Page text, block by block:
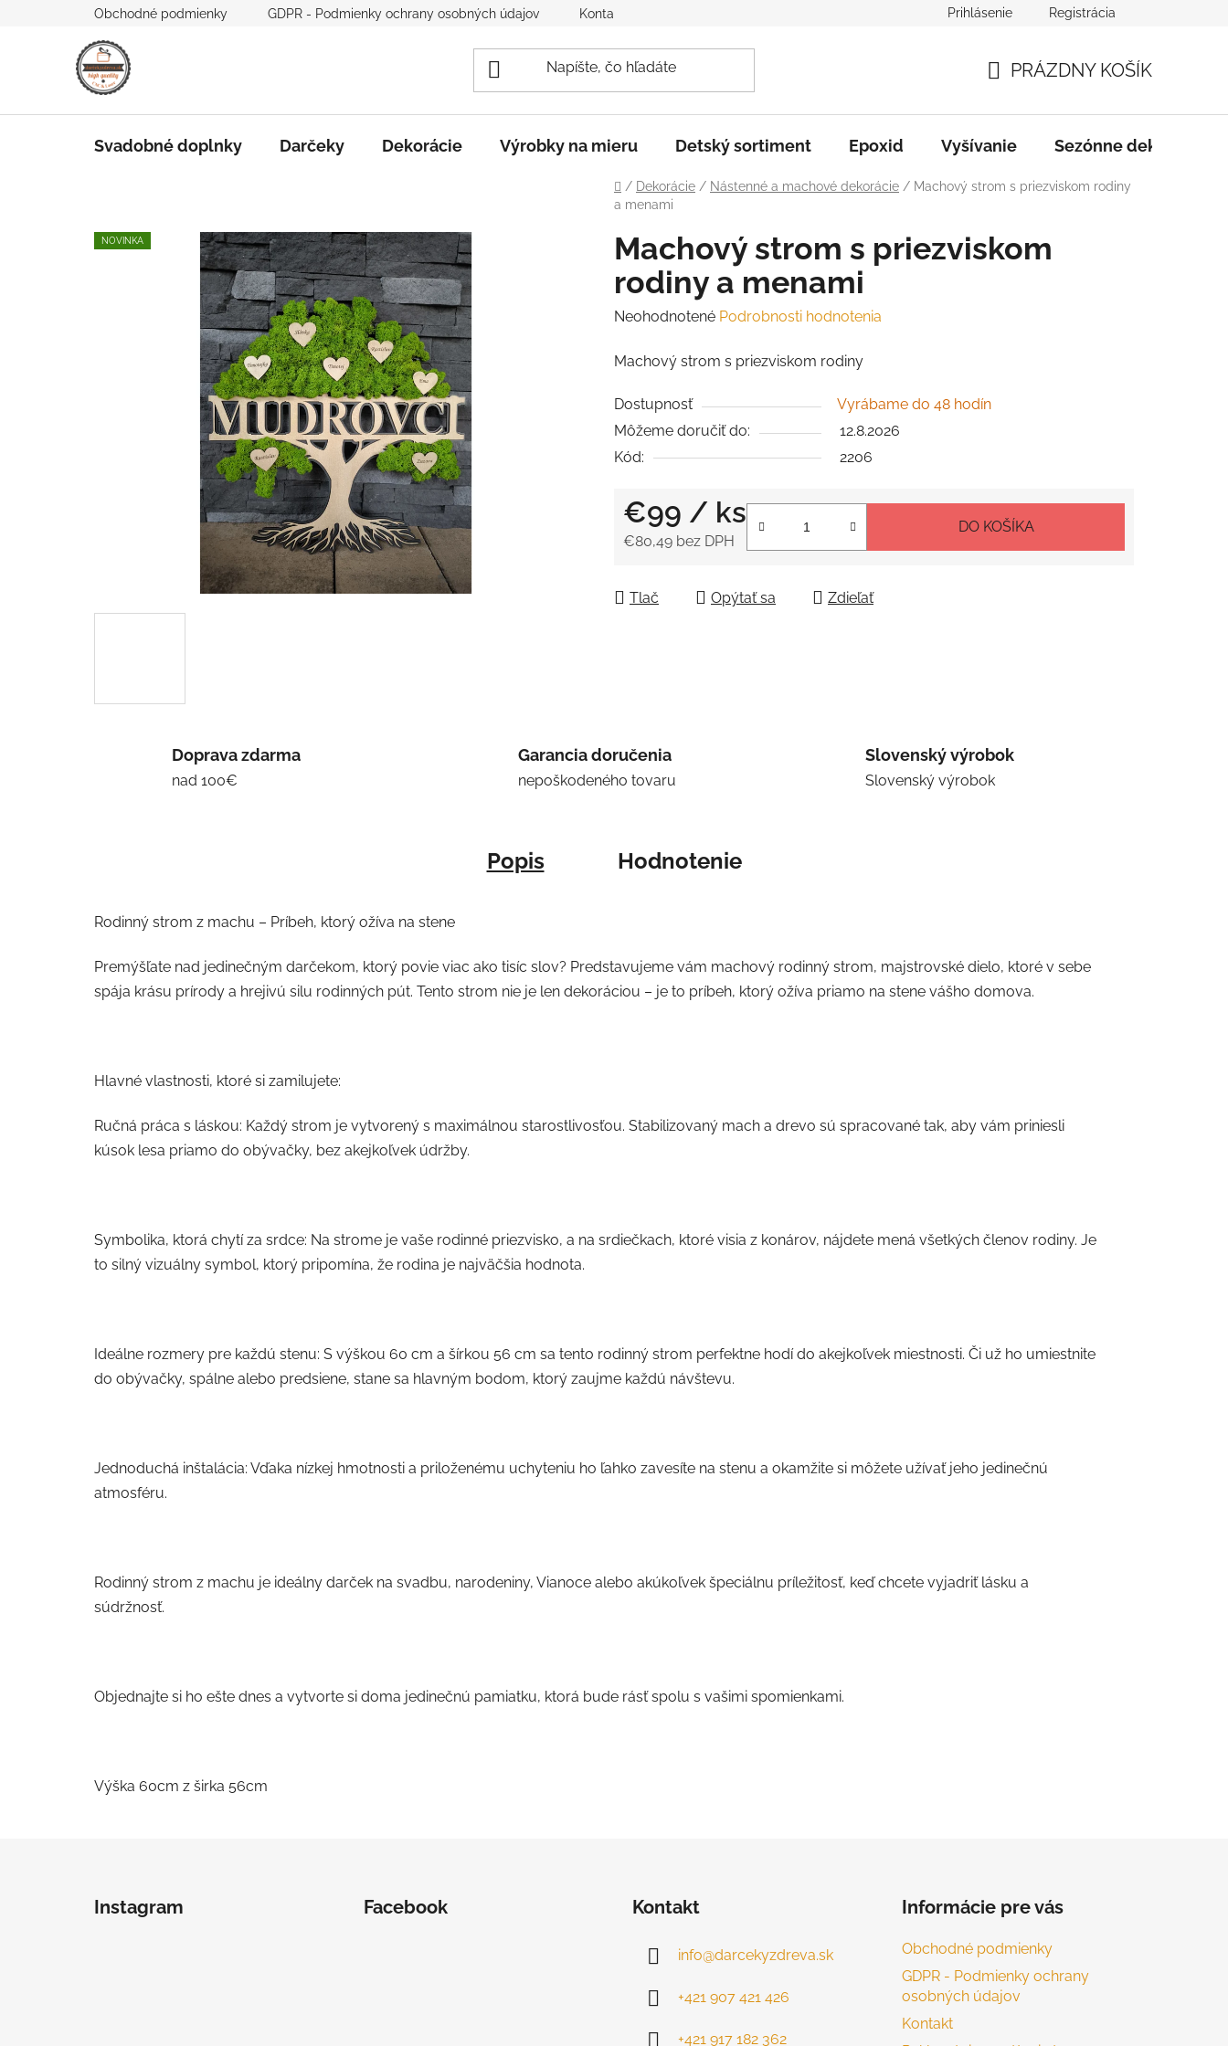
Obchodné podmienky GDPR - Podmienky ochrany osobných údajov Kontakt B2B Spolupráca
Prihlásenie Registrácia
KOŠÍK
PRÁZDNY KOŠÍK
Svadobné doplnky Darčeky Dekorácie Výrobky na mieru Detský sortiment Epoxid Vyšívanie Sezónne dekorácie
Domov
/ Dekorácie / Nástenné a machové dekorácie / Machový strom s priezviskom rodiny
a menami
Machový strom s priezviskom
rodiny a menami
Priemerné
produktu
0,0
z
5
Neohodnotené Podrobnosti hodnotenia
Machový strom s priezviskom rodiny
Dostupnosť
Vyrábame do 48 hodín
Môžeme doručiť do:
12.8.2026
Kód:
2206
€99 / ks
€80,49 bez DPH
DO KOŠÍKA
Tlač Opýtať sa Zdieľať
NOVINKA
Doprava zdarma
nad 100€
Garancia doručenia
nepoškodeného tovaru
Slovenský výrobok
Slovenský výrobok
Popis Hodnotenie
Rodinný strom z machu – Príbeh, ktorý ožíva na stene
Premýšľate nad jedinečným darčekom, ktorý povie viac ako tisíc slov? Predstavujeme vám machový rodinný strom, majstrovské dielo, ktoré v sebe
spája krásu prírody a hrejivú silu rodinných pút. Tento strom nie je len dekoráciou – je to príbeh, ktorý ožíva priamo na stene vášho domova.
Hlavné vlastnosti, ktoré si zamilujete:
Ručná práca s láskou: Každý strom je vytvorený s maximálnou starostlivosťou. Stabilizovaný mach a drevo sú spracované tak, aby vám priniesli
kúsok lesa priamo do obývačky, bez akejkoľvek údržby.
Symbolika, ktorá chytí za srdce: Na strome je vaše rodinné priezvisko, a na srdiečkach, ktoré visia z konárov, nájdete mená všetkých členov rodiny. Je
to silný vizuálny symbol, ktorý pripomína, že rodina je najväčšia hodnota.
Ideálne rozmery pre každú stenu: S výškou 60 cm a šírkou 56 cm sa tento rodinný strom perfektne hodí do akejkoľvek miestnosti. Či už ho umiestnite
do obývačky, spálne alebo predsiene, stane sa hlavným bodom, ktorý zaujme každú návštevu.
Jednoduchá inštalácia: Vďaka nízkej hmotnosti a priloženému uchyteniu ho ľahko zavesíte na stenu a okamžite si môžete užívať jeho jedinečnú
atmosféru.
Rodinný strom z machu je ideálny darček na svadbu, narodeniny, Vianoce alebo akúkoľvek špeciálnu príležitosť, keď chcete vyjadriť lásku a
súdržnosť.
Objednajte si ho ešte dnes a vytvorte si doma jedinečnú pamiatku, ktorá bude rásť spolu s vašimi spomienkami.
Výška 60cm z širka 56cm
Instagram Facebook Kontakt
info@darcekyzdreva.sk
+421 907 421 426
+421 917 182 362
Informácie pre vás
Obchodné podmienky
GDPR - Podmienky ochrany
osobných údajov
Kontakt